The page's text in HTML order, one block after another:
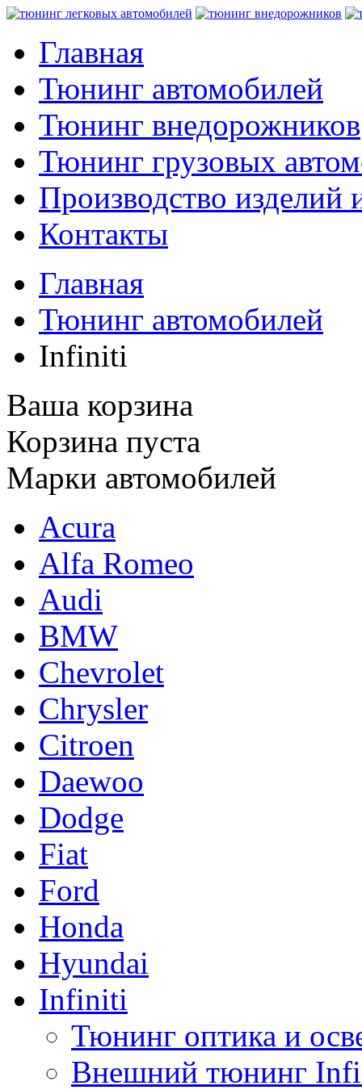
Главная
Тюнинг автомобилей
Тюнинг внедорожников
Тюнинг грузовых
Производство изделий
Контакты
Главная
Тюнинг автомобилей
Infiniti
Ваша корзина
Корзина пуста
Марки автомобилей
Acura
Alfa Romeo
Audi
BMW
Chevrolet
Chrysler
Citroen
Daewoo
Dodge
Fiat
Ford
Honda
Hyundai
Infiniti
Тюнинг оптика и
Внешний тюнинг